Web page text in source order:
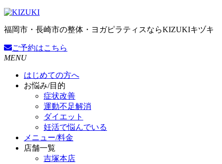
福岡市・長崎市の整体・ヨガピラティスならKIZUKIキヅキ
ご予約はこちら
MENU
はじめての方へ
お悩み/目的
症状改善
運動不足解消
ダイエット
妊活で悩んでいる
メニュー/料金
店舗一覧
吉塚本店